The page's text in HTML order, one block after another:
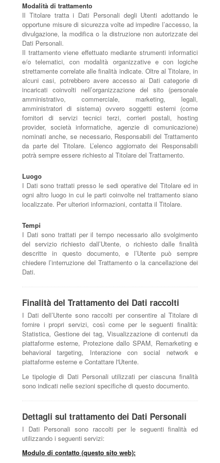
Modalità di trattamento
Il Titolare tratta i Dati Personali degli Utenti adottando le
opportune misure di sicurezza volte ad impedire l’accesso, la
divulgazione, la modifica o la distruzione non autorizzate dei
Dati Personali.
Il trattamento viene effettuato mediante strumenti informatici
e/o telematici, con modalità organizzative e con logiche
strettamente correlate alle finalità indicate. Oltre al Titolare, in
alcuni casi, potrebbero avere accesso ai Dati categorie di
incaricati coinvolti nell’organizzazione del sito (personale
amministrativo, commerciale, marketing, legali,
amministratori di sistema) ovvero soggetti esterni (come
fornitori di servizi tecnici terzi, corrieri postali, hosting
provider, società informatiche, agenzie di comunicazione)
nominati anche, se necessario, Responsabili del Trattamento
da parte del Titolare. L’elenco aggiornato dei Responsabili
potrà sempre essere richiesto al Titolare del Trattamento.
Luogo
I Dati sono trattati presso le sedi operative del Titolare ed in
ogni altro luogo in cui le parti coinvolte nel trattamento siano
localizzate. Per ulteriori informazioni, contatta il Titolare.
Tempi
I Dati sono trattati per il tempo necessario allo svolgimento
del servizio richiesto dall’Utente, o richiesto dalle finalità
descritte in questo documento, e l’Utente può sempre
chiedere l’interruzione del Trattamento o la cancellazione dei
Dati.
Finalità del Trattamento dei Dati raccolti
I Dati dell’Utente sono raccolti per consentire al Titolare di
fornire i propri servizi, così come per le seguenti finalità:
Statistica, Gestione dei tag, Visualizzazione di contenuti da
piattaforme esterne, Protezione dallo SPAM, Remarketing e
behavioral targeting, Interazione con social network e
piattaforme esterne e Contattare l'Utente.
Le tipologie di Dati Personali utilizzati per ciascuna finalità
sono indicati nelle sezioni specifiche di questo documento.
Dettagli sul trattamento dei Dati Personali
I Dati Personali sono raccolti per le seguenti finalità ed
utilizzando i seguenti servizi:
Modulo di contatto (questo sito web):